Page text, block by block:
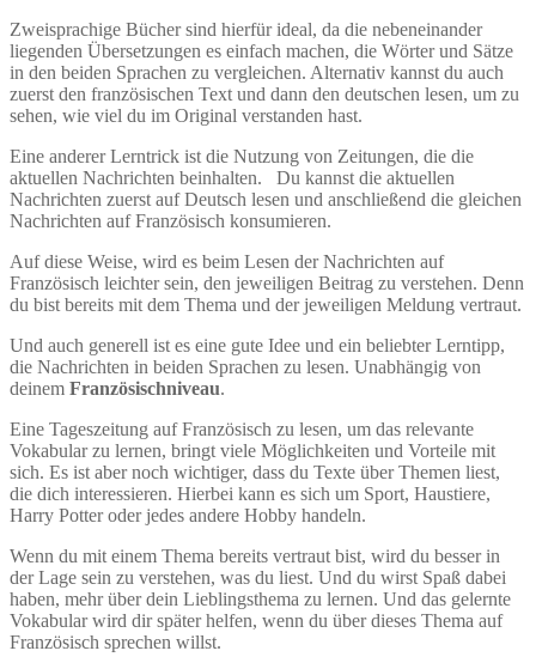
Zweisprachige Bücher sind hierfür ideal, da die nebeneinander
liegenden Übersetzungen es einfach machen, die Wörter und Sätze
in den beiden Sprachen zu vergleichen. Alternativ kannst du auch
zuerst den französischen Text und dann den deutschen lesen, um zu
sehen, wie viel du im Original verstanden hast.
Eine anderer Lerntrick ist die Nutzung von Zeitungen, die die
aktuellen Nachrichten beinhalten. Du kannst die aktuellen
Nachrichten zuerst auf Deutsch lesen und anschließend die gleichen
Nachrichten auf Französisch konsumieren.
Auf diese Weise, wird es beim Lesen der Nachrichten auf
Französisch leichter sein, den jeweiligen Beitrag zu verstehen. Denn
du bist bereits mit dem Thema und der jeweiligen Meldung vertraut.
Und auch generell ist es eine gute Idee und ein beliebter Lerntipp,
die Nachrichten in beiden Sprachen zu lesen. Unabhängig von
deinem Französischniveau.
Eine Tageszeitung auf Französisch zu lesen, um das relevante
Vokabular zu lernen, bringt viele Möglichkeiten und Vorteile mit
sich. Es ist aber noch wichtiger, dass du Texte über Themen liest,
die dich interessieren. Hierbei kann es sich um Sport, Haustiere,
Harry Potter oder jedes andere Hobby handeln.
Wenn du mit einem Thema bereits vertraut bist, wird du besser in
der Lage sein zu verstehen, was du liest. Und du wirst Spaß dabei
haben, mehr über dein Lieblingsthema zu lernen. Und das gelernte
Vokabular wird dir später helfen, wenn du über dieses Thema auf
Französisch sprechen willst.